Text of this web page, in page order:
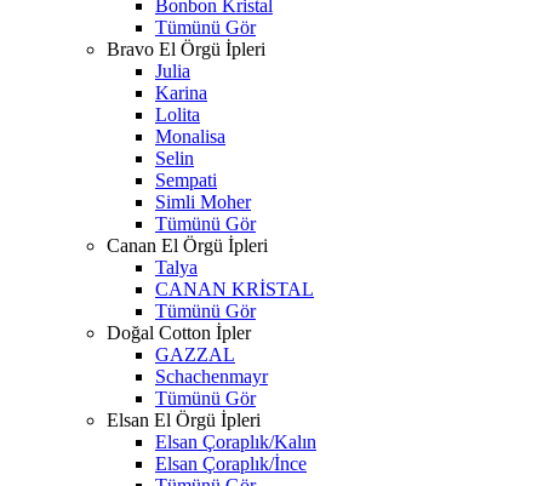
Bonbon Kristal
Tümünü Gör
Bravo El Örgü İpleri
Julia
Karina
Lolita
Monalisa
Selin
Sempati
Simli Moher
Tümünü Gör
Canan El Örgü İpleri
Talya
CANAN KRİSTAL
Tümünü Gör
Doğal Cotton İpler
GAZZAL
Schachenmayr
Tümünü Gör
Elsan El Örgü İpleri
Elsan Çoraplık/Kalın
Elsan Çoraplık/İnce